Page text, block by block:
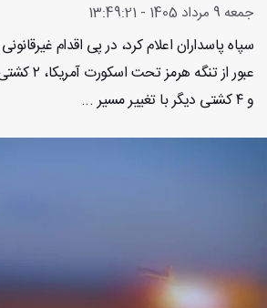
جمعه 9 مرداد 1405 - 13:49:21
سپاه پاسداران اعلام کرد، در پی اقدام
عبور از
و ۴ کشتی دیگر با تغییر مسیر ...